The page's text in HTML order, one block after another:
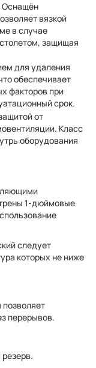
Оснащён
вязкой
в случае
защищая
для удаления
обеспечивает
факторов при
срок.
от
Класс
оборудования
1-дюймовые
следует
которых не ниже
перерывов.